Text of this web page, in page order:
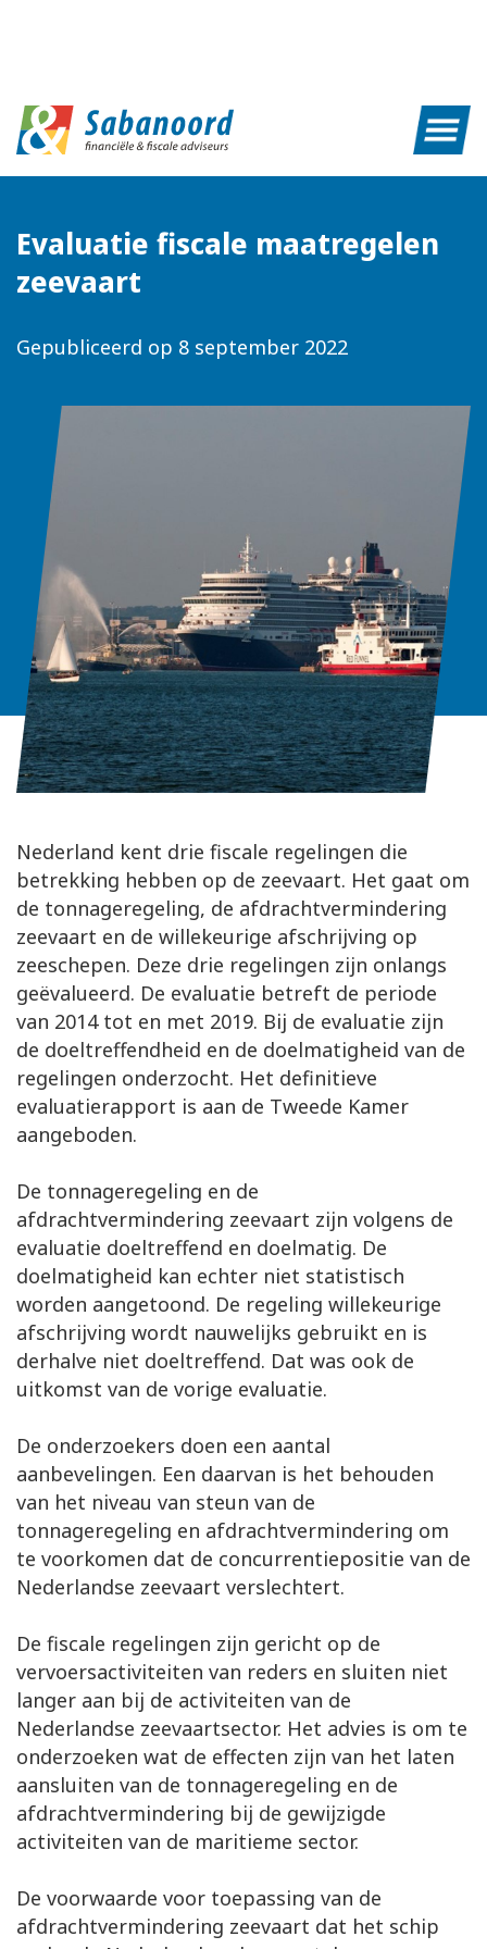
Evaluatie fiscale maatregelen
zeevaart
Gepubliceerd op 8 september 2022
Nederland kent drie fiscale regelingen die
betrekking hebben op de zeevaart. Het gaat om
de tonnageregeling, de afdrachtvermindering
zeevaart en de willekeurige afschrijving op
zeeschepen. Deze drie regelingen zijn onlangs
geëvalueerd. De evaluatie betreft de periode
van 2014 tot en met 2019. Bij de evaluatie zijn
de doeltreffendheid en de doelmatigheid van de
regelingen onderzocht. Het definitieve
evaluatierapport is aan de Tweede Kamer
aangeboden.
De tonnageregeling en de
afdrachtvermindering zeevaart zijn volgens de
evaluatie doeltreffend en doelmatig. De
doelmatigheid kan echter niet statistisch
worden aangetoond. De regeling willekeurige
afschrijving wordt nauwelijks gebruikt en is
derhalve niet doeltreffend. Dat was ook de
uitkomst van de vorige evaluatie.
De onderzoekers doen een aantal
aanbevelingen. Een daarvan is het behouden
van het niveau van steun van de
tonnageregeling en afdrachtvermindering om
te voorkomen dat de concurrentiepositie van de
Nederlandse zeevaart verslechtert.
De fiscale regelingen zijn gericht op de
vervoersactiviteiten van reders en sluiten niet
langer aan bij de activiteiten van de
Nederlandse zeevaartsector. Het advies is om te
onderzoeken wat de effecten zijn van het laten
aansluiten van de tonnageregeling en de
afdrachtvermindering bij de gewijzigde
activiteiten van de maritieme sector.
De voorwaarde voor toepassing van de
afdrachtvermindering zeevaart dat het schip